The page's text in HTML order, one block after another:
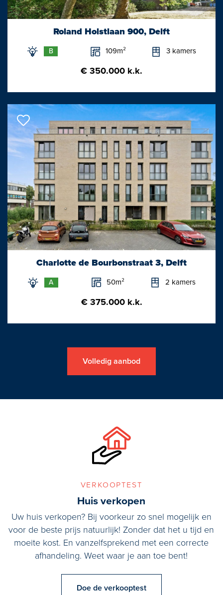
Roland Holstlaan 900, Delft
B 109m² 3 kamers
€ 350.000 k.k.
Charlotte de Bourbonstraat 3, Delft
A 50m² 2 kamers
€ 375.000 k.k.
Volledig aanbod
verkooptest
Huis verkopen
Uw huis verkopen? Bij voorkeur zo snel mogelijk en
voor de beste prijs natuurlijk! Zonder dat het u tijd en
moeite kost. En vanzelfsprekend met een correcte
afhandeling. Weet waar je aan toe bent!
Doe de verkooptest